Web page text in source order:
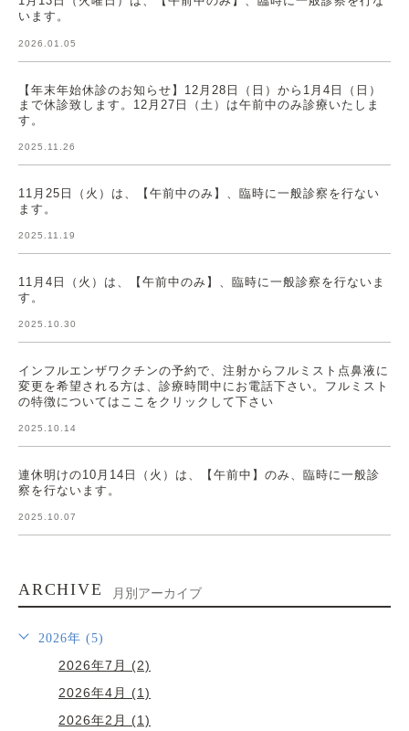
います。
2026.01.05
【年末年始休診のお知らせ】12月28日（日）から1月4日（日）
まで休診致します。12月27日（土）は午前中のみ診療いたしま
す。
2025.11.26
11月25日（火）は、【午前中のみ】、臨時に一般診察を行ない
ます。
2025.11.19
11月4日（火）は、【午前中のみ】、臨時に一般診察を行ないま
す。
2025.10.30
インフルエンザワクチンの予約で、注射からフルミスト点鼻液に
変更を希望される方は、診療時間中にお電話下さい。フルミスト
の特徴についてはここをクリックして下さい
2025.10.14
連休明けの10月14日（火）は、【午前中】のみ、臨時に一般診
察を行ないます。
2025.10.07
ARCHIVE 月別アーカイブ
2026年 (5)
2026年7月 (2)
2026年4月 (1)
2026年2月 (1)